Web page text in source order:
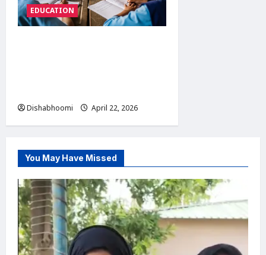
EDUCATION
Dishabhoomi April 22, 2026
You May Have Missed